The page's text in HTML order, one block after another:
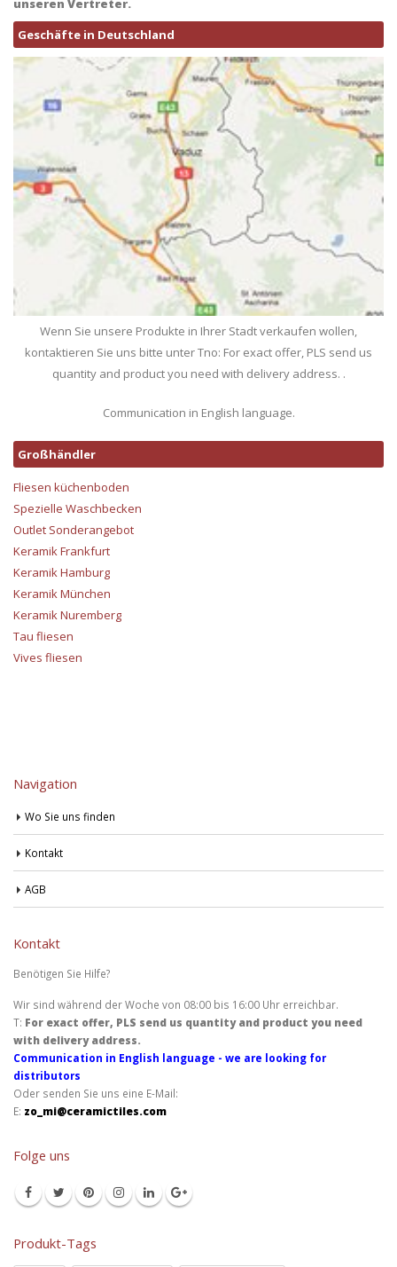
unseren Vertreter.
Geschäfte in Deutschland
Wenn Sie unsere Produkte in Ihrer Stadt verkaufen wollen,
kontaktieren Sie uns bitte unter Tno: For exact offer, PLS send us
quantity and product you need with delivery address. .
Communication in English language.
Großhändler
Fliesen küchenboden
Spezielle Waschbecken
Outlet Sonderangebot
Keramik Frankfurt
Keramik Hamburg
Keramik München
Keramik Nuremberg
Tau fliesen
Vives fliesen
Navigation
Wo Sie uns finden
Kontakt
AGB
Kontakt
Benötigen Sie Hilfe?
Wir sind während der Woche von 08:00 bis 16:00 Uhr erreichbar.
T: For exact offer, PLS send us quantity and product you need
with delivery address.
Communication in English language - we are looking for
distributors
Oder senden Sie uns eine E-Mail:
E: zo_mi@ceramictiles.com
Folge uns
Produkt-Tags